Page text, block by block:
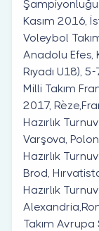
Kasım 2016,
Voleybol
Anadolu Efes,
Rıyadı U18),
Milli Takım
2017,
Hazırlık
Varşova,
Hazırlık
Brod,
Hazırlık
Takım